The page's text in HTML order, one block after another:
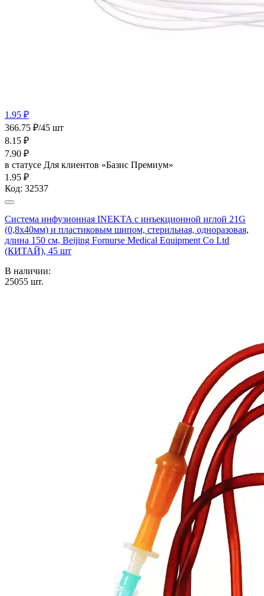
1.95 ₽
366.75 ₽/45 шт
8.15 ₽
7.90 ₽
в статусе Для клиентов «Базис Премиум»
1.95 ₽
Код: 32537
Система инфузионная INEKTA с инъекционной иглой 21G
(0,8х40мм) и пластиковым шипом, стерильная, одноразовая,
длина 150 см, Beijing Fornurse Medical Equipment Co Ltd
(КИТАЙ), 45 шт
В наличии:
25055 шт.